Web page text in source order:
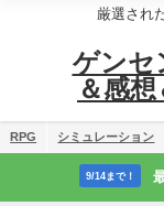
厳選され
ゲンセ
＆感
RPG シミュレーション
9/14まで！